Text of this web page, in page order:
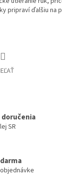
pripraví ďalšiu na
doručenia
SR